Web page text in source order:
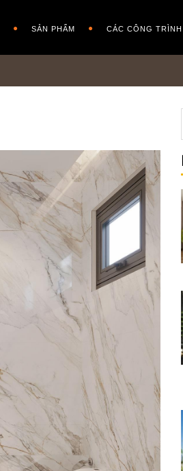
SẢN PHẨM CÁC CÔNG TRÌNH